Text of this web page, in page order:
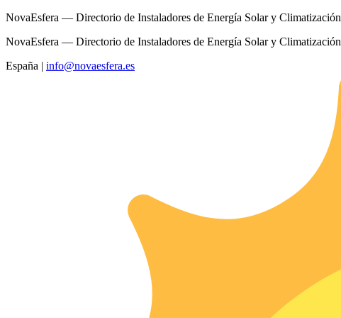
NovaEsfera — Directorio de Instaladores de Energía Solar y Climatización
NovaEsfera — Directorio de Instaladores de Energía Solar y Climatización
España | info@novaesfera.es